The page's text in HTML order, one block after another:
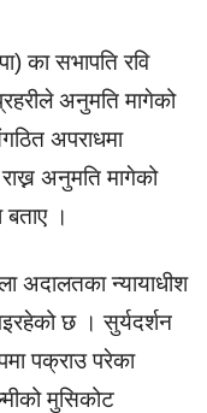
का सभापति रवि
अनुमति मागेको
अपराधमा
अनुमति मागेको
बताए ।
अदालतका न्यायाधीश
छ । सुर्यदर्शन
पक्राउ परेका
मुसिकोट